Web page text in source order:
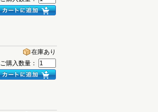
在庫あり
ご購入数量：